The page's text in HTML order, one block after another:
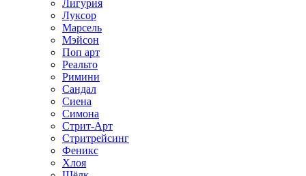
Лигурия
Луксор
Марсель
Мэйсон
Поп арт
Реальто
Римини
Сандал
Сиена
Симона
Стрит-Арт
Стритрейсинг
Феникс
Хлоя